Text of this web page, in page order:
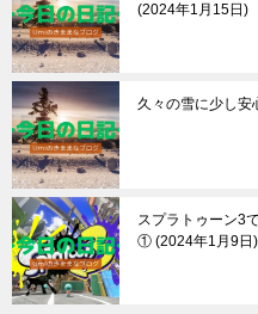
2024年1月15日
久々の雪に少し安
スプラトゥーン3
① 2024年1月9日